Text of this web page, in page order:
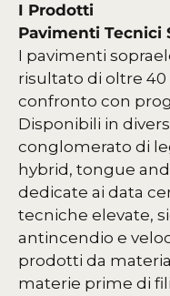
I Prodotti
Pavimenti Tecnici
I pavimenti
risultato di oltre
confronto con
Disponibili in
conglomerato di
hybrid, tongue
dedicate ai data
tecniche elevate,
antincendio e
prodotti da
materie prime di